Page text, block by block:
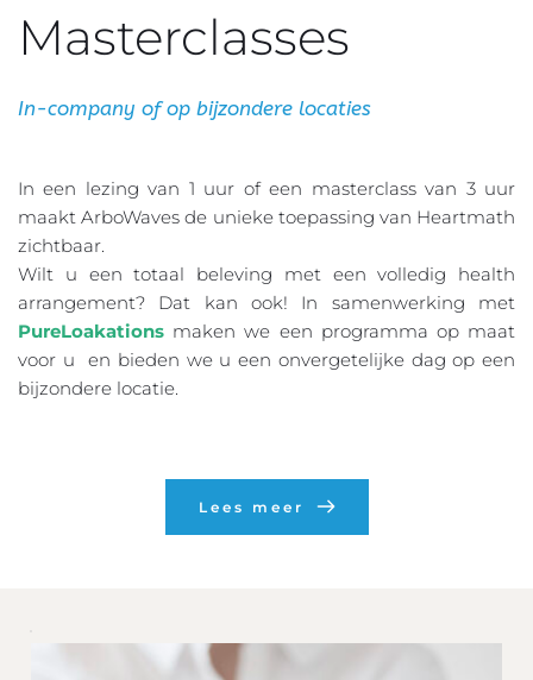
Masterclasses
In-company of op bijzondere locaties
In een lezing van 1 uur of een masterclass van 3 uur
maakt ArboWaves de unieke toepassing van Heartmath
zichtbaar.
Wilt u een totaal beleving met een volledig health
PureLoakations maken we een programma op maat
voor u  en bieden we u een onvergetelijke dag op een
bijzondere locatie.
Lees meer